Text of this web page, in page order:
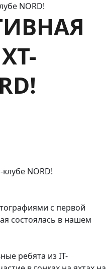
NORD!
с первой
состоялась в нашем
ребята из IT-